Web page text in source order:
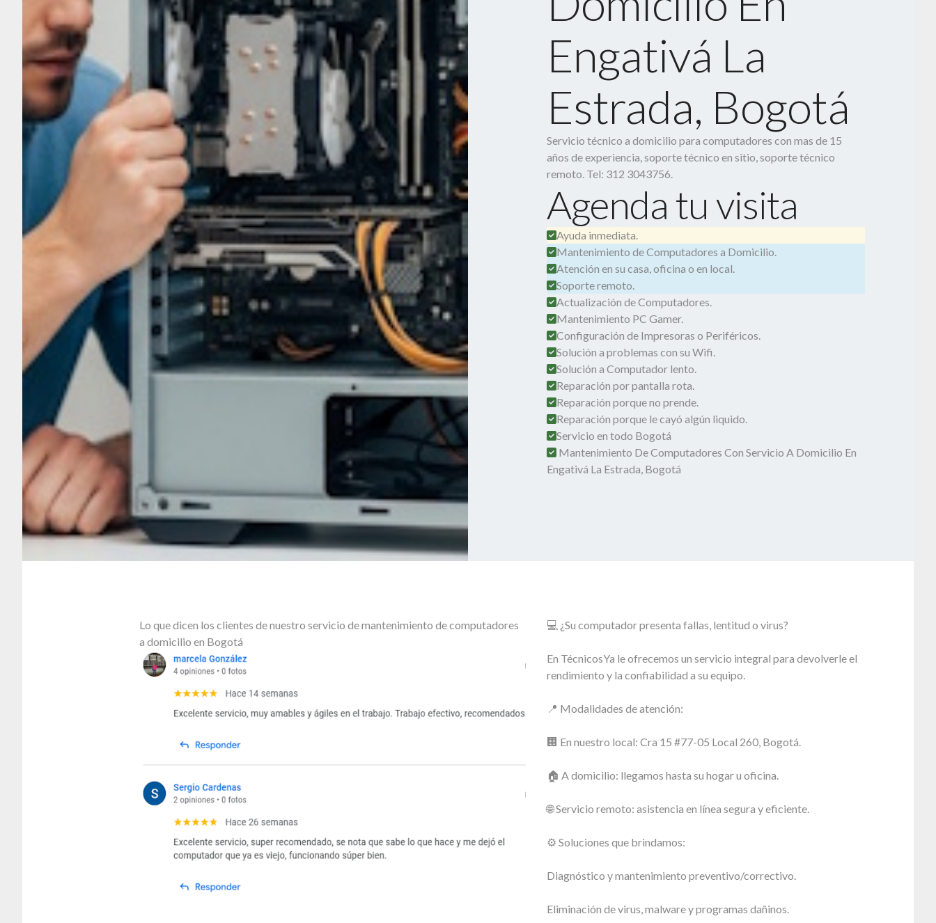
Engativá La
Estrada, Bogotá
Servicio técnico a domicilio para computadores con mas de 15
años de experiencia, soporte técnico en sitio, soporte técnico
remoto. Tel: 312 3043756.
Agenda tu visita
Ayuda inmediata.
Mantenimiento de Computadores a Domicilio.
Atención en su casa, oficina o en local.
Soporte remoto.
Actualización de Computadores.
Mantenimiento PC Gamer.
Configuración de Impresoras o Periféricos.
Solución a problemas con su Wifi.
Solución a Computador lento.
Reparación por pantalla rota.
Reparación porque no prende.
Reparación porque le cayó algún liquido.
Servicio en todo Bogotá
Mantenimiento De Computadores Con Servicio A Domicilio En
Engativá La Estrada, Bogotá
Lo que dicen los clientes de nuestro servicio de mantenimiento de computadores
a domicilio en Bogotá
💻 ¿Su computador presenta fallas, lentitud o virus?
En TécnicosYa le ofrecemos un servicio integral para devolverle el
rendimiento y la confiabilidad a su equipo.
📍 Modalidades de atención:
🏢 En nuestro local: Cra 15 #77-05 Local 260, Bogotá.
🏠 A domicilio: llegamos hasta su hogar u oficina.
🌐 Servicio remoto: asistencia en línea segura y eficiente.
⚙️ Soluciones que brindamos:
Diagnóstico y mantenimiento preventivo/correctivo.
Eliminación de virus, malware y programas dañinos.